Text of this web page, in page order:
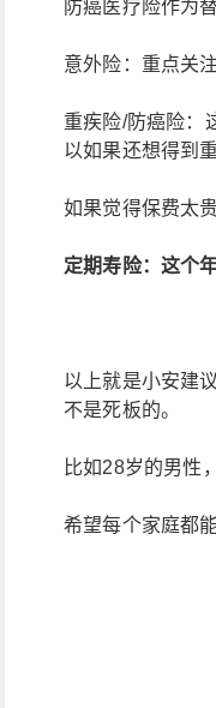
防癌医疗险作为替
意外险：重点关
重疾险/防癌险：
以如果还想得到
如果觉得保费太
定期寿险：这个
以上就是小安建
不是死板的。
比如28岁的男性
希望每个家庭都